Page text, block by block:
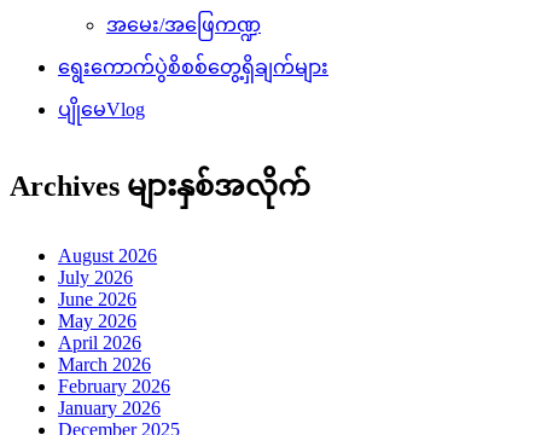
အမေး/အဖြေကဏ္ဍ
ရွေးကောက်ပွဲစိစစ်တွေ့ရှိချက်များ
ပျိုမေVlog
Archives များနှစ်အလိုက်
August 2026
July 2026
June 2026
May 2026
April 2026
March 2026
February 2026
January 2026
December 2025